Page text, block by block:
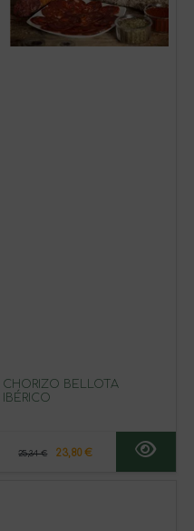
CHORIZO BELLOTA
IBÉRICO
25,34 € 23,80 €